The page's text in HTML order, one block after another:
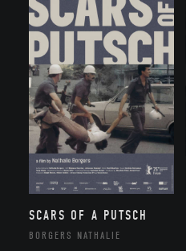
SCARS OF A PUTSCH
BORGERS NATHALIE